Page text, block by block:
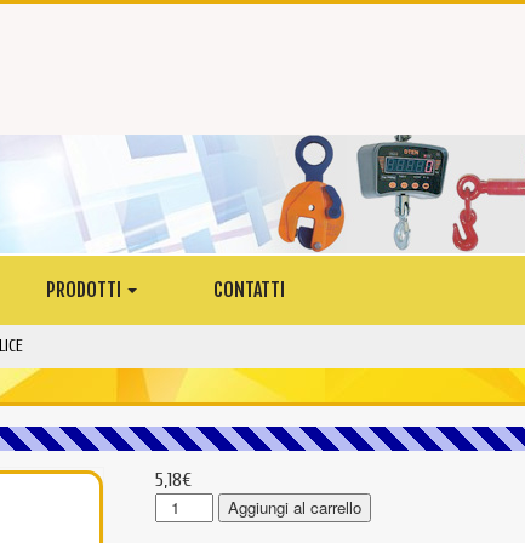
PRODOTTI CONTATTI
5,18€
WS100
-
Aggiungi al carrello